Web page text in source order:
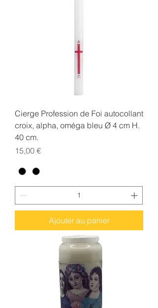
Cierge Profession de Foi autocollant
croix, alpha, oméga bleu Ø 4 cm H.
40 cm.
Prix
15,00 €
Ajouter au panier